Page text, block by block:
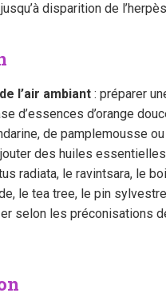
disparition de
l’air ambiant : préparer
d’essences d’orange
de pamplemousse
des huiles
radiata, le ravintsara, le
le tea tree, le pin
selon les préconisations